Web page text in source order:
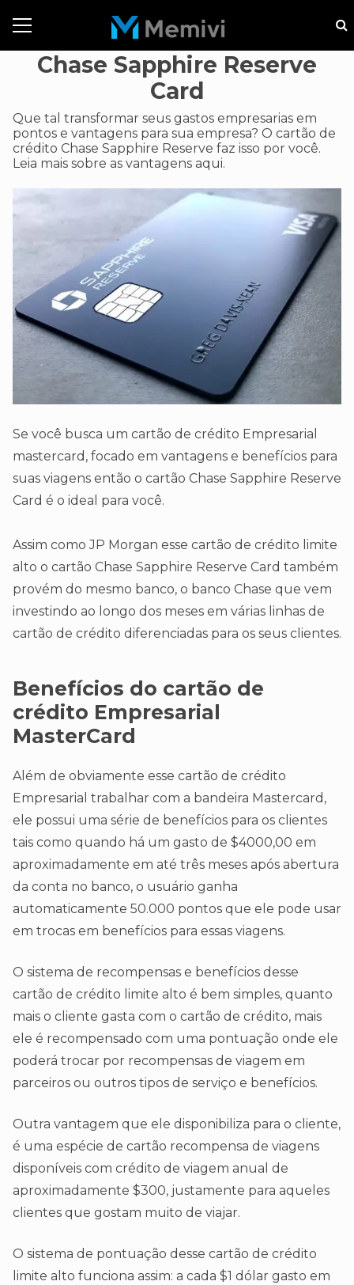
Chase Sapphire Reserve
Card
Que tal transformar seus gastos empresarias em
pontos e vantagens para sua empresa? O cartão de
crédito Chase Sapphire Reserve faz isso por você.
Leia mais sobre as vantagens aqui.
Se você busca um cartão de crédito Empresarial
mastercard, focado em vantagens e benefícios para
suas viagens então o cartão Chase Sapphire Reserve
Card é o ideal para você.
Assim como JP Morgan esse cartão de crédito limite
alto o cartão Chase Sapphire Reserve Card também
provém do mesmo banco, o banco Chase que vem
investindo ao longo dos meses em várias linhas de
cartão de crédito diferenciadas para os seus clientes.
Benefícios do cartão de
crédito Empresarial
MasterCard
Além de obviamente esse cartão de crédito
Empresarial trabalhar com a bandeira Mastercard,
ele possui uma série de benefícios para os clientes
tais como quando há um gasto de $4000,00 em
aproximadamente em até três meses após abertura
da conta no banco, o usuário ganha
automaticamente 50.000 pontos que ele pode usar
em trocas em benefícios para essas viagens.
O sistema de recompensas e benefícios desse
cartão de crédito limite alto é bem simples, quanto
mais o cliente gasta com o cartão de crédito, mais
ele é recompensado com uma pontuação onde ele
poderá trocar por recompensas de viagem em
parceiros ou outros tipos de serviço e benefícios.
Outra vantagem que ele disponibiliza para o cliente,
é uma espécie de cartão recompensa de viagens
disponíveis com crédito de viagem anual de
aproximadamente $300, justamente para aqueles
clientes que gostam muito de viajar.
O sistema de pontuação desse cartão de crédito
limite alto funciona assim: a cada $1 dólar gasto em